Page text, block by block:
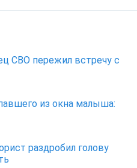
СВО пережил встречу с
из окна малыша:
раздробил голову